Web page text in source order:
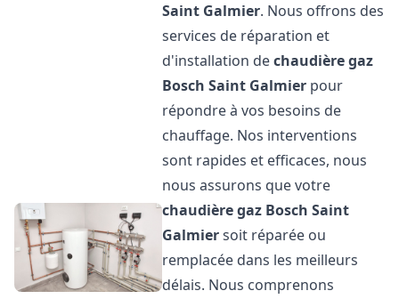
Saint Galmier. Nous offrons des
services de réparation et
d'installation dechaudière gaz
Bosch Saint Galmier pour
répondre à vos besoins de
chauffage. Nos interventions
sont rapides et efficaces, nous
nous assurons que votre
chaudière gaz Bosch Saint
Galmiersoit réparée ou
remplacée dans les meilleurs
délais. Nous comprenons